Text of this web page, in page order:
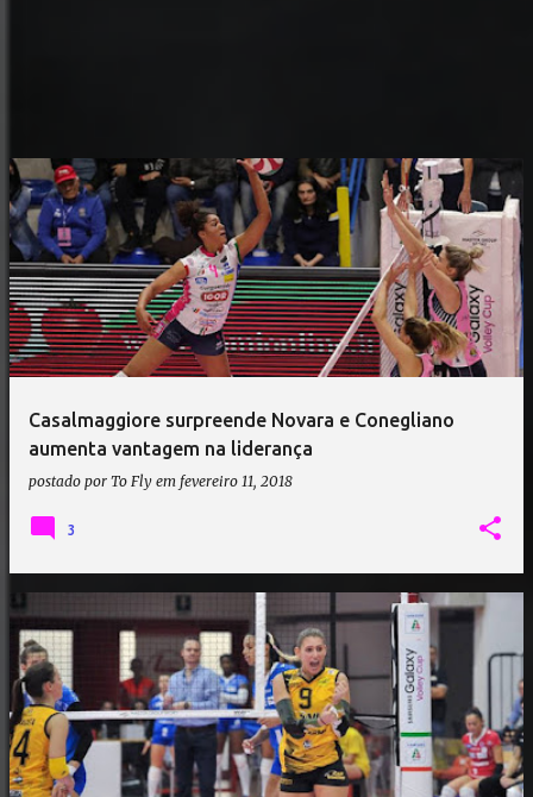
Casalmaggiore surpreende Novara e Conegliano
aumenta vantagem na liderança
postado por To Fly em fevereiro 11, 2018
3